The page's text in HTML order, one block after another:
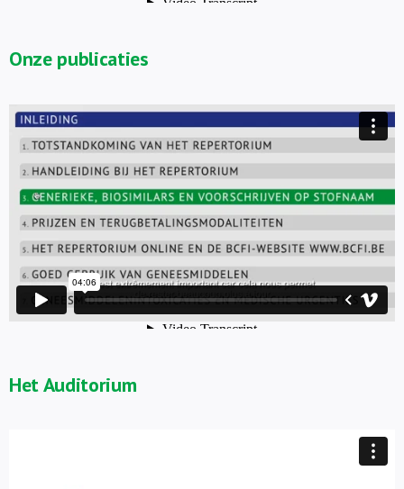
Onze publicaties
Het Auditorium